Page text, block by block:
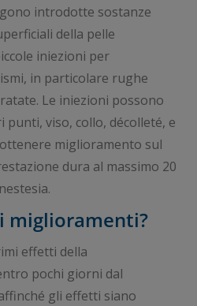
introdotte sostanze
della pelle
iniezioni per
in particolare rughe
Le iniezioni possono
viso, collo, décolleté, e
miglioramento sul
dura al massimo 20
miglioramenti?
effetti della
pochi giorni dal
gli effetti siano